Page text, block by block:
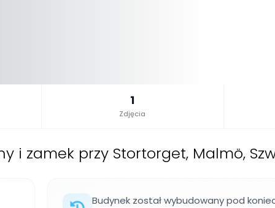
1
Zdjęcia
i zamek przy Stortorget, Malmö,
Budynek został wybudowany pod